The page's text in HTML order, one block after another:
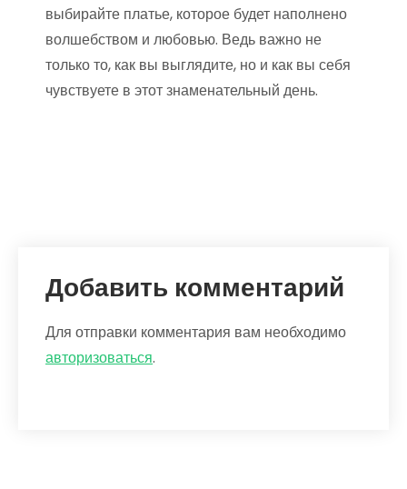
выбирайте платье, которое будет наполнено
волшебством и любовью. Ведь важно не
только то, как вы выглядите, но и как вы себя
чувствуете в этот знаменательный день.
Добавить комментарий
Для отправки комментария вам необходимо
авторизоваться.